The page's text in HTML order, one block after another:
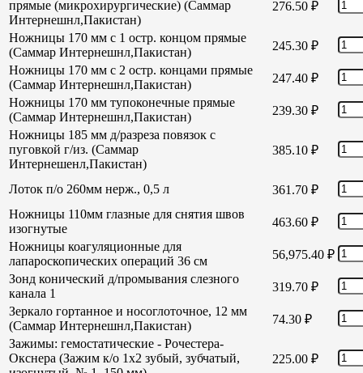
прямые (микрохирургические) (Саммар
Интернешнл,Пакистан)
276.50 ₽
Ножницы 170 мм с 1 остр. концом прямые
(Саммар Интернешнл,Пакистан)
245.30 ₽
Ножницы 170 мм с 2 остр. концами прямые
(Саммар Интернешнл,Пакистан)
247.40 ₽
Ножницы 170 мм тупоконечные прямые
(Саммар Интернешнл,Пакистан)
239.30 ₽
Ножницы 185 мм д/разреза повязок с
пуговкой г/из. (Саммар
Интернешенл,Пакистан)
385.10 ₽
Лоток п/о 260мм нерж., 0,5 л 361.70 ₽
Ножницы 110мм глазные для снятия швов
изогнутые
463.60 ₽
Ножницы коагуляционные для
лапароскопических операций 36 см
56,975.40 ₽
Зонд конический д/промывания слезного
канала 1
319.70 ₽
Зеркало гортанное и носоглоточное, 12 мм
(Саммар Интернешнл,Пакистан)
74.30 ₽
Зажимы: гемостатические - Рочестера-
Окснера (Зажим к/о 1х2 зубый, зубчатый,
225.00 ₽